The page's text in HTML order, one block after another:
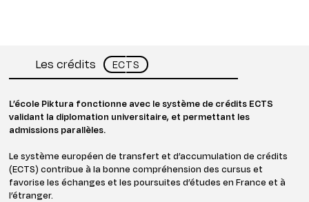
Les crédits ECTS
L’école Piktura fonctionne avec le système de crédits ECTS
validant la diplomation universitaire, et permettant les
admissions parallèles.
Le système européen de transfert et d’accumulation de crédits
(ECTS) contribue à la bonne compréhension des cursus et
favorise les échanges et les poursuites d’études en France et à
l’étranger.